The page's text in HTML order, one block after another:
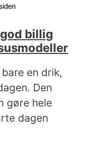
billig
en drik,
Den
gøre hele
dagen